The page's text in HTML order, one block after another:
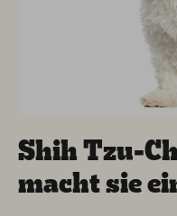
Shih Tzu-
macht sie